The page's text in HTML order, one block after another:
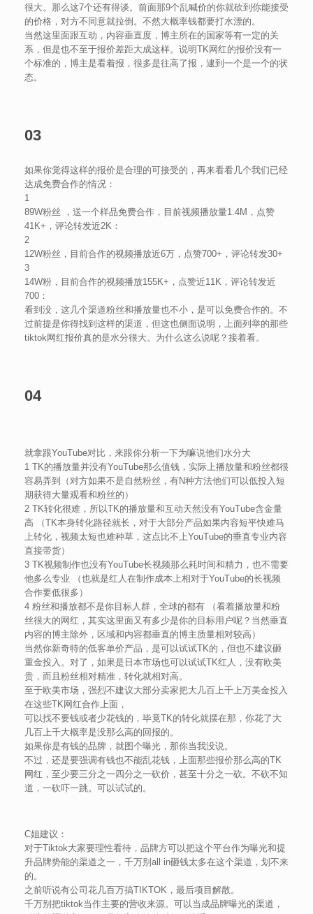
很大。那么这7个还有得谈。前面那9个乱喊价的你就砍到你能接受
的价格，对方不同意就拉倒。不然大概率钱都要打水漂的。
当然这里面跟互动，内容垂直度，博主所在的国家等有一定的关
系，但是也不至于报价差距大成这样。说明TK网红的报价没有一
个标准的，博主是看着报，很多是往高了报，逮到一个是一个的状
态。
03
如果你觉得这样的报价是合理的可接受的，再来看看几个我们已经
达成免费合作的情况：
1
89W粉丝 ，送一个样品免费合作，目前视频播放量1.4M，点赞
41K+，评论转发近2K：
2
12W粉丝，目前合作的视频播放近6万，点赞700+，评论转发30+
3
14W粉，目前合作的视频播放155K+，点赞近11K，评论转发近
700：
看到没，这几个渠道粉丝和播放量也不小，是可以免费合作的。不
过前提是你得找到这样的渠道，但这也侧面说明，上面列举的那些
tiktok网红报价真的是水分很大。为什么这么说呢？接着看。
04
就拿跟YouTube对比，来跟你分析一下为嘛说他们水分大
1 TK的播放量并没有YouTube那么值钱，实际上播放量和粉丝都很
容易弄到（对方如果不是自然粉丝，有N种方法他们可以低投入短
期获得大量观看和粉丝的）
2 TK转化很难，所以TK的播放量和互动天然没有YouTube含金量
高 （TK本身转化路径就长，对于大部分产品如果内容短平快难马
上转化，视频太短也难种草，这点比不上YouTube的垂直专业内容
直接带货）
3 TK视频制作也没有YouTube长视频那么耗时间和精力，也不需要
他多么专业 （也就是红人在制作成本上相对于YouTube的长视频
合作要低很多）
4 粉丝和播放都不是你目标人群，全球的都有 （看着播放量和粉
丝很大的网红，其实这里面又有多少是你的目标用户呢？当然垂直
内容的博主除外，区域和内容都垂直的博主质量相对较高）
当然你新奇特的低客单价产品，是可以试试TK的，但也不建议砸
重金投入。对了，如果是日本市场也可以试试TK红人，没有欧美
贵，而且粉丝相对精准，转化就相对高。
至于欧美市场，强烈不建议大部分卖家把大几百上千上万美金投入
在这些TK网红合作上面，
可以找不要钱或者少花钱的，毕竟TK的转化就摆在那，你花了大
几百上千大概率是没那么高的回报的。
如果你是有钱的品牌，就图个曝光，那你当我没说。
不过，还是要强调有钱也不能乱花钱，上面那些报价那么高的TK
网红，至少要三分之一四分之一砍价，甚至十分之一砍。不砍不知
道，一砍吓一跳。可以试试的。
C姐建议：
对于Tiktok大家要理性看待，品牌方可以把这个平台作为曝光和提
升品牌势能的渠道之一，千万别all in砸钱太多在这个渠道，划不来
的。
之前听说有公司花几百万搞TIKTOK，最后项目解散。
千万别把tiktok当作主要的营收来源。可以当成品牌曝光的渠道，